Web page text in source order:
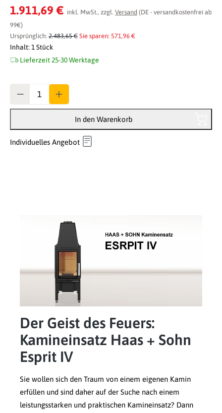
Durchschnittliche Bewertung von 0 von 5 Sternen
1.911,69 € inkl. MwSt., zzgl. Versand (DE - versandkostenfrei ab
99€)
Ursprünglich: 2.483,65 € Sie sparen: 571,96 €
Inhalt: 1 Stück
Lieferzeit 25-30 Werktage
In den Warenkorb
Individuelles Angebot
Der Geist des Feuers:
Kamineinsatz Haas + Sohn
Esprit IV
Sie wollen sich den Traum von einem eigenen Kamin
erfüllen und sind daher auf der Suche nach einem
leistungsstarken und praktischen Kamineinsatz? Dann